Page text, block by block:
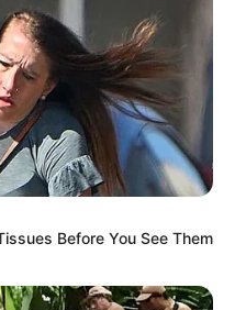
Lucu
Before You See Them